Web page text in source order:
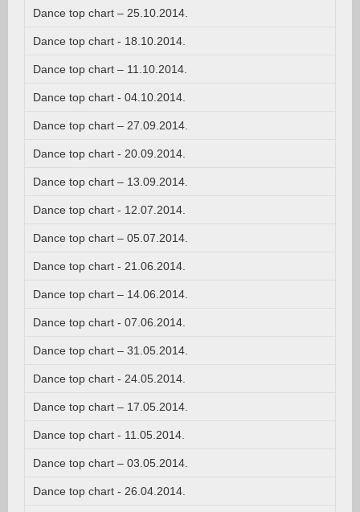
Dance top chart – 25.10.2014.
Dance top chart - 18.10.2014.
Dance top chart – 11.10.2014.
Dance top chart - 04.10.2014.
Dance top chart – 27.09.2014.
Dance top chart - 20.09.2014.
Dance top chart – 13.09.2014.
Dance top chart - 12.07.2014.
Dance top chart – 05.07.2014.
Dance top chart - 21.06.2014.
Dance top chart – 14.06.2014.
Dance top chart - 07.06.2014.
Dance top chart – 31.05.2014.
Dance top chart - 24.05.2014.
Dance top chart – 17.05.2014.
Dance top chart - 11.05.2014.
Dance top chart – 03.05.2014.
Dance top chart - 26.04.2014.